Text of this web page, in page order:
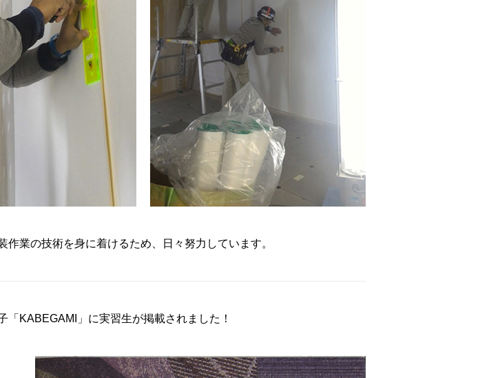
業の技術を身に着けるため、日々努力しています。
「KABEGAMI」に実習生が掲載されました！